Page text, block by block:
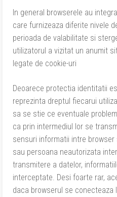
In general browserele au
care furnizeaza diferite nivele
perioada de valabilitate si
utilizatorul a vizitat un anumit
legate de cookie-uri
Deoarece protectia identitatii
reprezinta dreptul fiecarui
sa se stie ce eventuale
ca prin intermediul lor se
sensuri informatii intre
sau persoana neautorizata
transmitere a datelor,
interceptate. Desi foarte rar,
daca browserul se conecteaza